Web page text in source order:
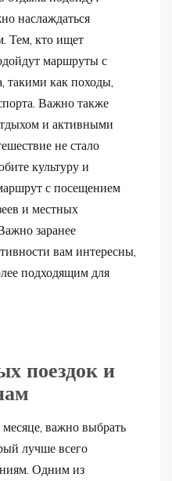
наслаждаться
Тем, кто ищет
маршруты с
такими как походы,
Важно также
и активными
не стало
культуру и
с посещением
и местных
заранее
вам интересны,
подходящим для
поездок и
важно выбрать
лучше всего
Одним из